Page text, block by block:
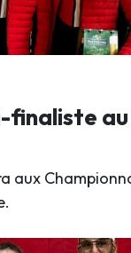
finaliste au
aux